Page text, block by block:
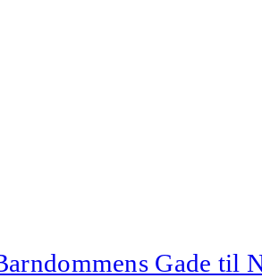
Gade til